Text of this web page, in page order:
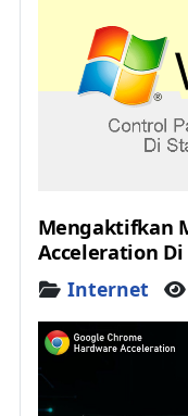
Mengaktifkan
Acceleration
Details
Internet